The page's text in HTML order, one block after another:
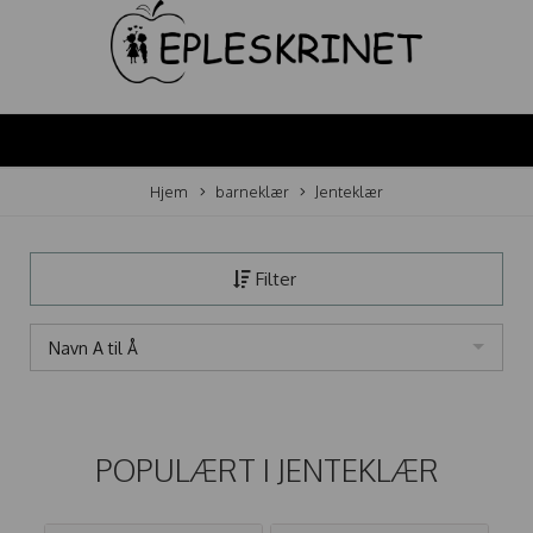
Hjem barneklær Jenteklær
Filter
Navn A til Å
POPULÆRT I JENTEKLÆR